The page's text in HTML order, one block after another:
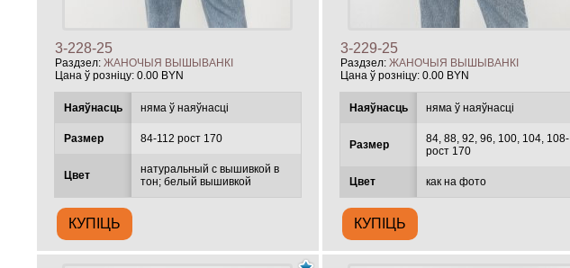
3-228-25
Раздзел: ЖАНОЧЫЯ ВЫШЫВАНКІ
Цана ў розніцу: 0.00 BYN
Наяўнасць няма ў наяўнасці
Размер 84-112 рост 170
Цвет
натуральный с вышивкой в
тон; белый вышивкой
3-229-25
Раздзел:ЖАНОЧЫЯ ВЫШЫВАНКІ
Цана ў розніцу:0.00 BYN
Наяўнасць няма ў наяўнасці
Размер
84, 88, 92, 96, 100, 104, 108-
рост 170
Цвет как на фото